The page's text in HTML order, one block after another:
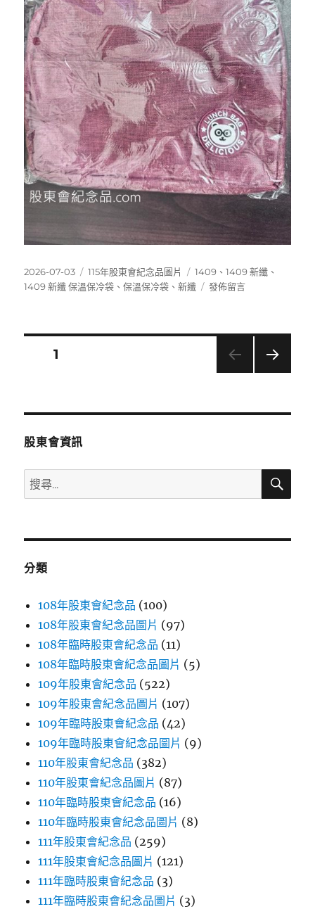
發
佈
2026-07-03
分
類
115年股東會紀念品圖片
標
籤
1409 、1409 新纖 、
1409 新纖 保溫保冷袋 、保溫保冷袋 、新纖
在
保
發佈留言
分
頁次1
股東會資訊
搜
尋
鍵
搜
分類
108年股東會紀念品 (100)
108年股東會紀念品圖片 (97)
108年臨時股東會紀念品 (11)
108年臨時股東會紀念品圖片 (5)
109年股東會紀念品 (522)
109年股東會紀念品圖片 (107)
109年臨時股東會紀念品 (42)
109年臨時股東會紀念品圖片 (9)
110年股東會紀念品 (382)
110年股東會紀念品圖片 (87)
110年臨時股東會紀念品 (16)
110年臨時股東會紀念品圖片 (8)
111年股東會紀念品 (259)
111年股東會紀念品圖片 (121)
111年臨時股東會紀念品 (3)
111年臨時股東會紀念品圖片 (3)